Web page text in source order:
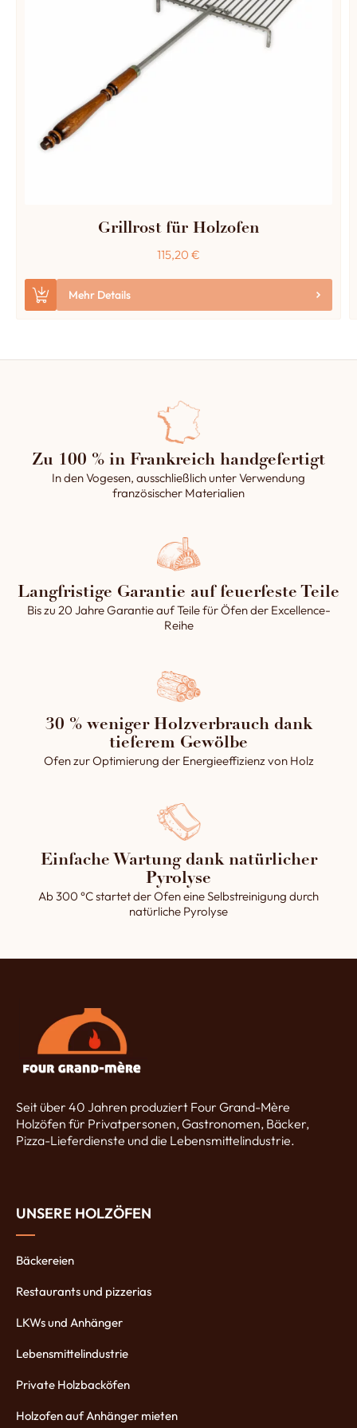
Grillrost für Holzofen
115,20 €
Mehr Details
Zu 100 % in Frankreich handgefertigt
In den Vogesen, ausschließlich unter Verwendung
französischer Materialien
Langfristige Garantie auf feuerfeste Teile
Bis zu 20 Jahre Garantie auf Teile für Öfen der Excellence-
Reihe
30 % weniger Holzverbrauch dank
tieferem Gewölbe
Ofen zur Optimierung der Energieeffizienz von Holz
Einfache Wartung dank natürlicher
Pyrolyse
Ab 300 °C startet der Ofen eine Selbstreinigung durch
natürliche Pyrolyse
Seit über 40 Jahren produziert Four Grand-Mère
Holzöfen für Privatpersonen, Gastronomen, Bäcker,
Pizza-Lieferdienste und die Lebensmittelindustrie.
UNSERE HOLZÖFEN
Bäckereien
Restaurants und pizzerias
LKWs und Anhänger
Lebensmittelindustrie
Private Holzbacköfen
Holzofen auf Anhänger mieten